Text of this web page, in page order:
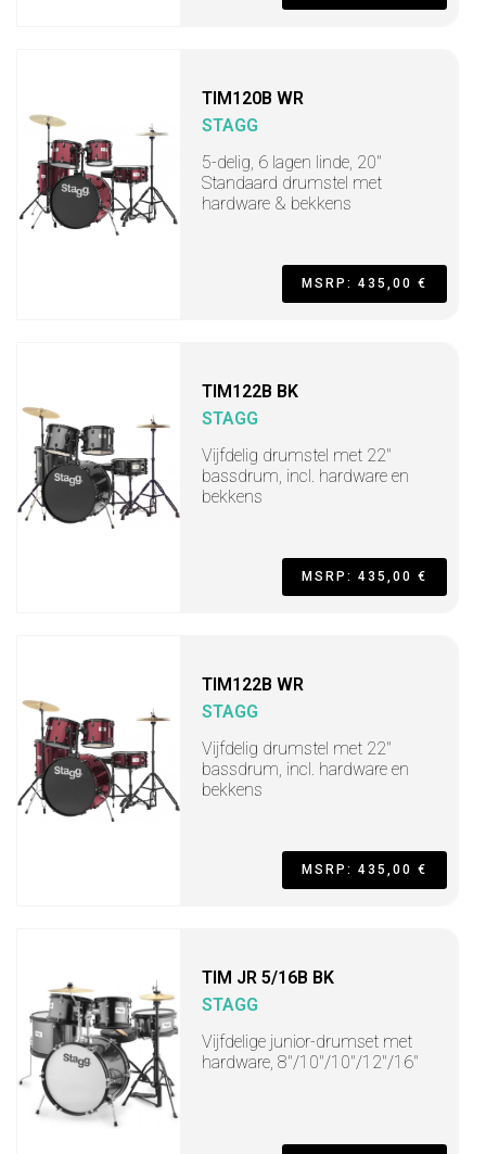
TIM120B WR
STAGG
5-delig, 6 lagen linde, 20"
Standaard drumstel met
hardware & bekkens
MSRP: 435,00 €
TIM122B BK
STAGG
Vijfdelig drumstel met 22"
bassdrum, incl. hardware en
bekkens
MSRP: 435,00 €
TIM122B WR
STAGG
Vijfdelig drumstel met 22"
bassdrum, incl. hardware en
bekkens
MSRP: 435,00 €
TIM JR 5/16B BK
STAGG
Vijfdelige junior-drumset met
hardware, 8"/10"/10"/12"/16"